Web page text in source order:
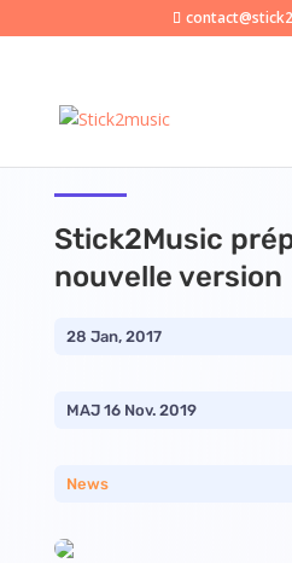
Stick2Music
nouvelle version
28 Jan, 2017
MAJ 16 Nov. 2019
News